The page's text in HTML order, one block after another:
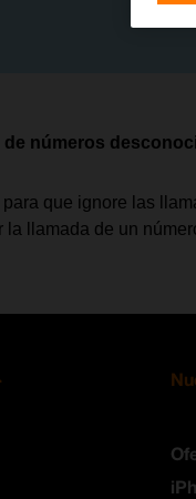
números
que ignore las
la llamada de un